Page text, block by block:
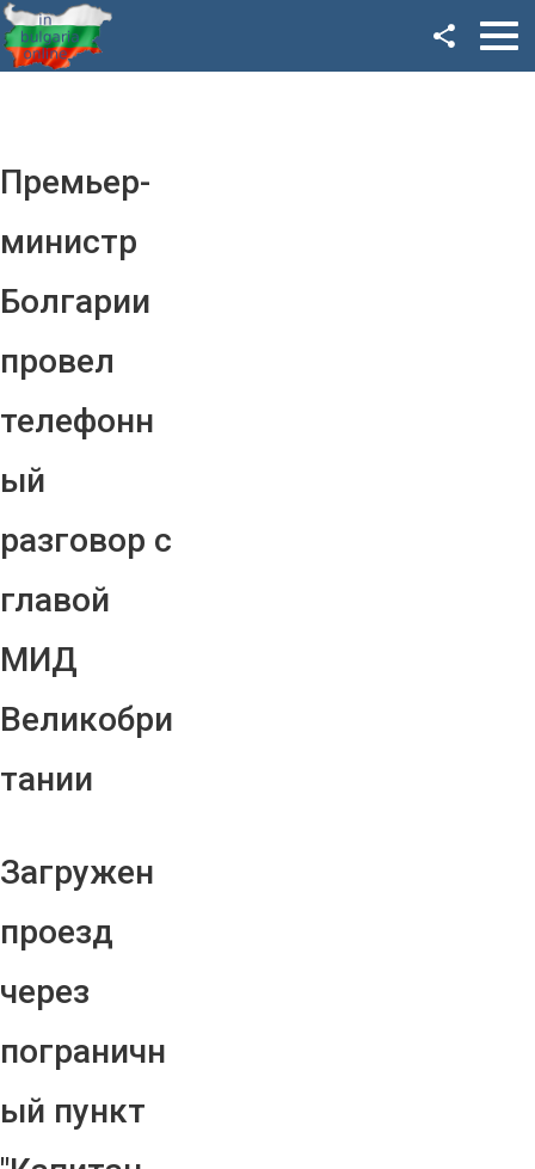
Премьер-
министр
Болгарии
провел
телефонн
ый
разговор с
главой
МИД
Великобри
тании
Загружен
проезд
через
пограничн
ый пункт